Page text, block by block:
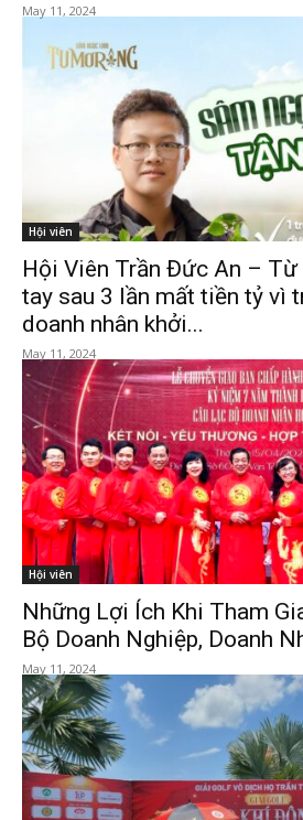
May 11, 2024
Hội viên
Hội Viên Trần Đức An – Từ
tay sau 3 lần mất tiền tỷ vì
doanh nhân khởi...
May 11, 2024
Hội viên
Những Lợi Ích Khi Tham
Bộ Doanh Nghiệp, Doanh
May 11, 2024